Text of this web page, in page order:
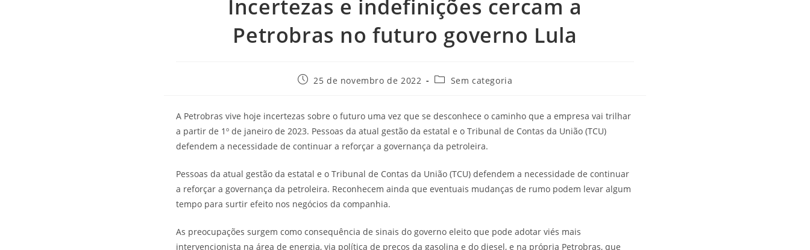
Incertezas e indefinições cercam a
Petrobras no futuro governo Lula
25 de novembro de 2022 Sem categoria
A Petrobras vive hoje incertezas sobre o futuro uma vez que se desconhece o caminho que a empresa vai trilhar
a partir de 1º de janeiro de 2023. Pessoas da atual gestão da estatal e o Tribunal de Contas da União (TCU)
defendem a necessidade de continuar a reforçar a governança da petroleira.
Pessoas da atual gestão da estatal e o Tribunal de Contas da União (TCU) defendem a necessidade de continuar
a reforçar a governança da petroleira. Reconhecem ainda que eventuais mudanças de rumo podem levar algum
tempo para surtir efeito nos negócios da companhia.
As preocupações surgem como consequência de sinais do governo eleito que pode adotar viés mais
intervencionista na área de energia, via política de preços da gasolina e do diesel, e na própria Petrobras, que